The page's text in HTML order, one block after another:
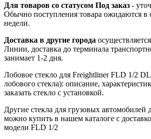
Для товаров со статусом Под заказ -
Обычно поступления товара ожидаются в
недели.
Доставка в другие города
Линии, доставка до терминала
занимает 1-2 дня.
Лобовое стекло для Freightliner FLD 1/2
лобового стекла): описание,
заказать стекло с установкой.
Другие стекла для грузовых автомобилей
можно купить в нашем каталоге с
модели FLD 1/2